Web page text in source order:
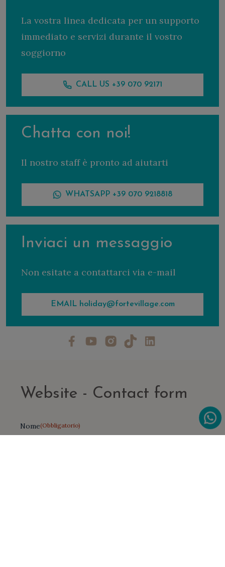
Website - Contact form
Nome(Obbligatorio)
La vostra linea dedicata per un supporto
immediato e servizi durante il vostro
soggiorno
CALL US +39 070 92171
Chatta con noi!
Il nostro staff è pronto ad aiutarti
WHATSAPP +39 070 9218818
Inviaci un messaggio
Non esitate a contattarci via e-mail
EMAIL holiday@fortevillage.com